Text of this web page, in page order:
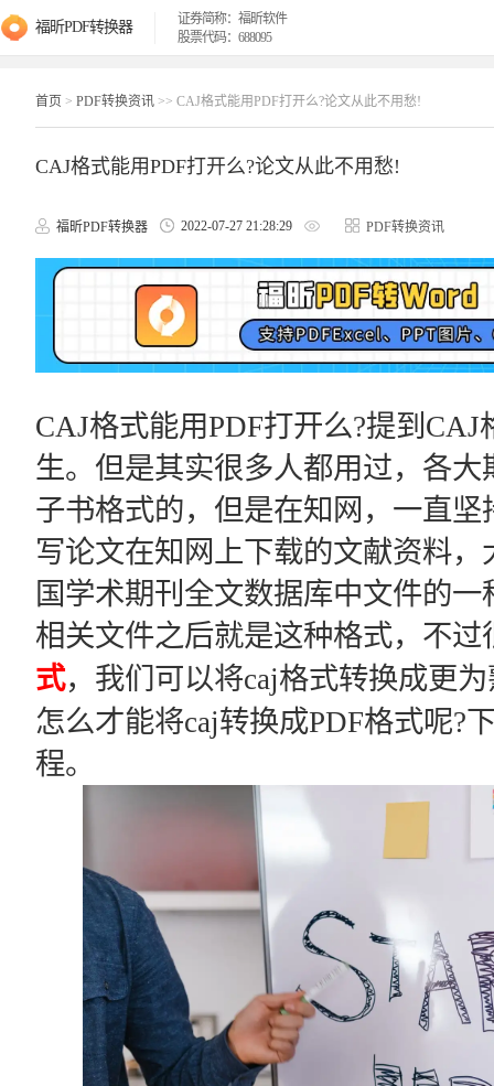
福昕PDF转换器
证券简称：福昕软件
股票代码：688095
首页 > PDF转换资讯 >> CAJ格式能用PDF打开么?论文从此不用愁!
CAJ格式能用PDF打开么?论文从此不用愁!
福昕PDF转换器 2022-07-27 21:28:29 PDF转换资讯
CAJ格式能用PDF打开么?提到
生。但是其实很多人都用过，各
子书格式的，但是在知网，一直
写论文在知网上下载的文献资料
国学术期刊全文数据库中文件的
相关文件之后就是这种格式，不过
式，我们可以将caj格式转换成更
怎么才能将caj转换成PDF格式呢?
程。